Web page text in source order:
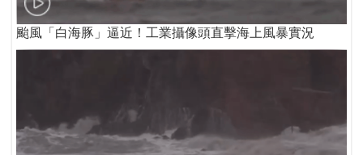
颱風「白海豚」逼近！工業攝像頭直擊海上風暴實況